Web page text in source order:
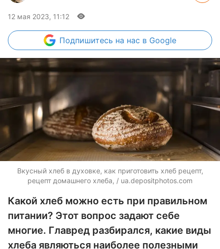
12 мая 2023, 11:12
Подпишитесь на нас в Google
Вкусный хлеб в духовке, как приготовить хлеб рецепт,
рецепт домашнего хлеба, / ua.depositphotos.com
Какой хлеб можно есть при правильном
питании? Этот вопрос задают себе
многие. Главред разбирался, какие виды
хлеба являються наиболее полезными